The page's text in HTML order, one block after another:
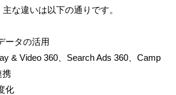
な違いは以下の通りです。
ータの活用
& Video 360、Search Ads 360、Camp
携
化